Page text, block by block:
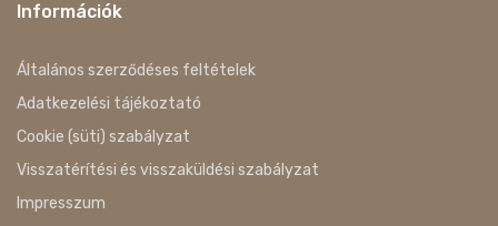
Információk
Általános szerződéses feltételek
Adatkezelési tájékoztató
Cookie (süti) szabályzat
Visszatérítési és visszaküldési szabályzat
Impresszum